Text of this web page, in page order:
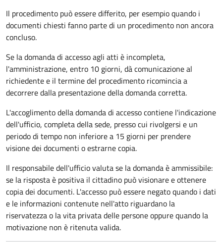
Il procedimento può essere differito, per esempio quando i
documenti chiesti fanno parte di un procedimento non ancora
concluso.
Se la domanda di accesso agli atti è incompleta,
l'amministrazione, entro 10 giorni, dà comunicazione al
richiedente e il termine del procedimento ricomincia a
decorrere dalla presentazione della domanda corretta.
L'accoglimento della domanda di accesso contiene l'indicazione
dell'ufficio, completa della sede, presso cui rivolgersi e un
periodo di tempo non inferiore a 15 giorni per prendere
visione dei documenti o estrarne copia.
Il responsabile dell'ufficio valuta se la domanda è ammissibile:
se la risposta è positiva il cittadino può visionare e ottenere
copia dei documenti. L'accesso può essere negato quando i dati
e le informazioni contenute nell'atto riguardano la
riservatezza o la vita privata delle persone oppure quando la
motivazione non è ritenuta valida.